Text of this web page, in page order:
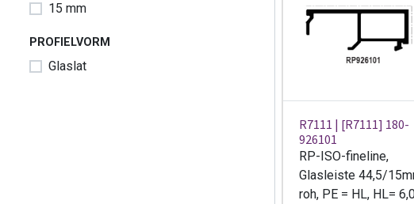
15 mm
PROFIELVORM
Glaslat
R7111 | [R7111] 180-
926101
RP-ISO-fineline,
Glasleiste 44,5/
roh, PE = HL, HL=